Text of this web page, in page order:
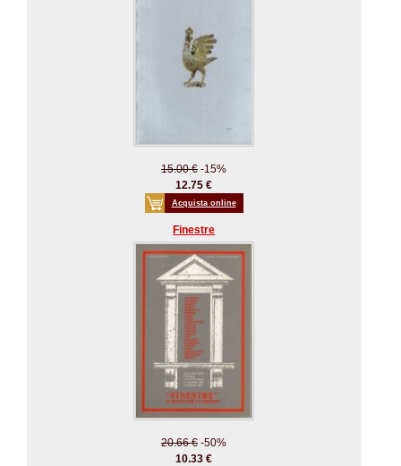
15.00 € -15%
12.75 €
Acquista online
Finestre
20.66 € -50%
10.33 €